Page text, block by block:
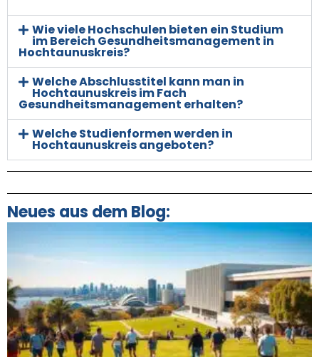
Wie viele Hochschulen bieten ein Studium
im Bereich Gesundheitsmanagement in
Hochtaunuskreis?
Welche Abschlusstitel kann man in
Hochtaunuskreis im Fach
Gesundheitsmanagement erhalten?
Welche Studienformen werden in
Hochtaunuskreis angeboten?
Neues aus dem Blog: